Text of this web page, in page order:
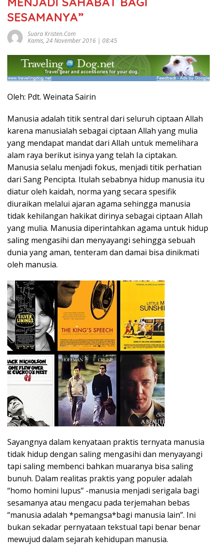
SESAMANYA”
Suara Kristen.com
Kamis, 24 November 2016 | 08:45
Oleh: Pdt. Weinata Sairin
Manusia adalah titik sentral dari seluruh ciptaan Allah
karena manusialah sebagai ciptaan Allah yang mulia
yang mendapat mandat dari Allah untuk memelihara
alam raya berikut isinya yang telah Ia ciptakan.
Manusia selalu menjadi fokus, menjadi titik perhatian
dari Sang Pencipta. Itulah sebabnya hidup manusia itu
diatur oleh kaidah, norma yang secara spesifik
diuraikan melalui ajaran agama sehingga manusia
tidak kehilangan hakikat dirinya sebagai ciptaan Allah
yang mulia. Manusia diperintahkan agama untuk hidup
saling mengasihi dan menyayangi sehingga sebuah
dunia yang aman, tenteram dan damai bisa dinikmati
oleh manusia.
Sayangnya dalam kenyataan praktis ternyata manusia
tidak hidup dengan saling mengasihi dan menyayangi
tapi saling membenci bahkan muaranya bisa saling
bunuh. Dalam realitas praktis yang populer adalah
“homo homini lupus” -manusia menjadi serigala bagi
sesamanya atau mengacu pada terjemahan bebas
“manusia adalah *pemangsa*bagi manusia lain”. Ini
bukan sekadar pernyataan tekstual tapi benar benar
mewujud dalam sejarah kehidupan manusia.